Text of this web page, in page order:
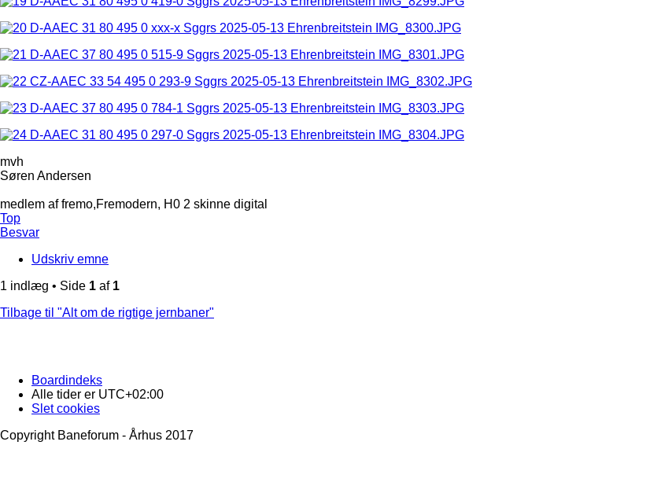
mvh
Søren Andersen
medlem af fremo,Fremodern, H0 2 skinne digital
Top
Besvar
Udskriv emne
1 indlæg • Side 1 af 1
Tilbage til "Alt om de rigtige jernbaner"
Boardindeks
Alle tider er UTC+02:00
Slet cookies
Copyright Baneforum - Århus 2017